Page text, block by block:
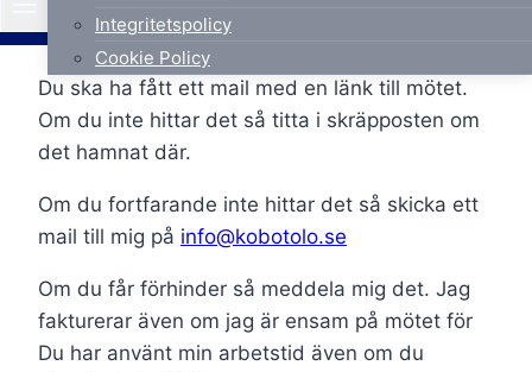
Integritetspolicy
Cookie Policy
Du ska ha fått ett mail med en länk till mötet.
Om du inte hittar det så titta i skräpposten om
det hamnat där.
Om du fortfarande inte hittar det så skicka ett
mail till mig på info@kobotolo.se
Om du får förhinder så meddela mig det. Jag
fakturerar även om jag är ensam på mötet för
Du har använt min arbetstid även om du